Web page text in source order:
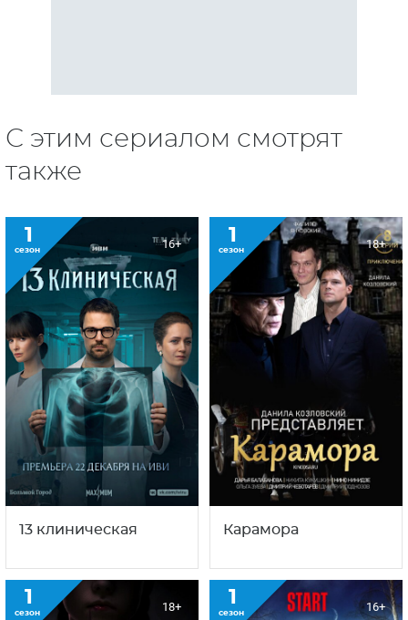
С этим сериалом смотрят
также
1
сезон 16+
13 клиническая
1
сезон 18+
Карамора
1
сезон 18+ 1
сезон 16+